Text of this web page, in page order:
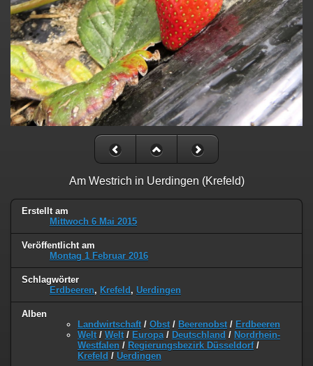
Am Westrich in Uerdingen (Krefeld)
Erstellt am
Mittwoch 6 Mai 2015
Veröffentlicht am
Montag 1 Februar 2016
Schlagwörter
Erdbeeren, Krefeld , Uerdingen
Alben
Landwirtschaft / Obst / Beerenobst / Erdbeeren
Welt / Welt / Europa / Deutschland / Nordrhein-
Westfalen / Regierungsbezirk Düsseldorf/
Krefeld / Uerdingen